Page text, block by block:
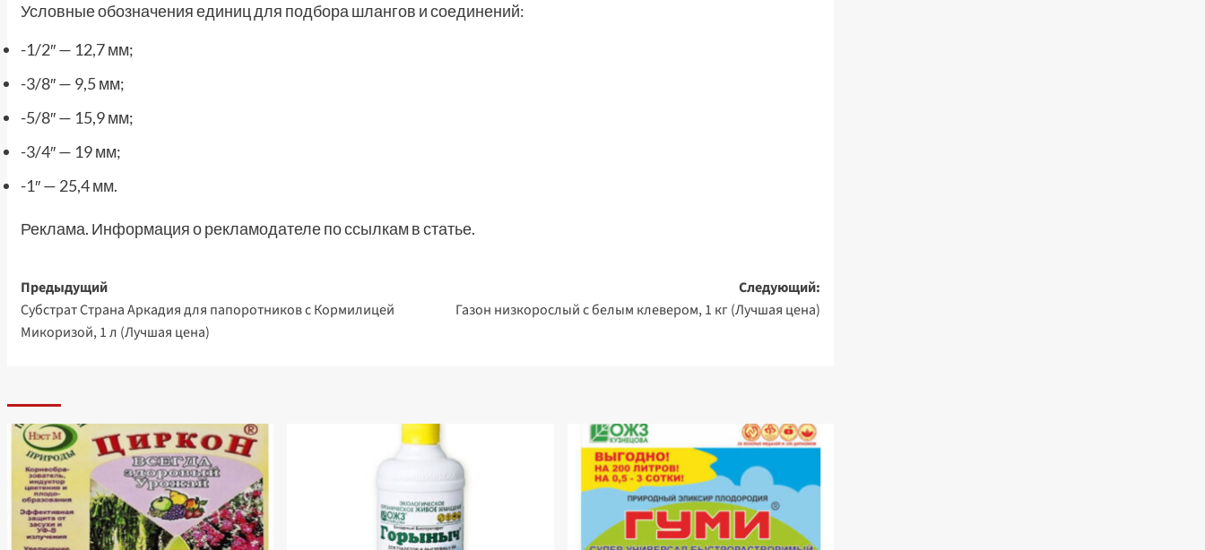
Условные обозначения единиц для подбора шлангов и соединений:
-1/2″ — 12,7 мм;
-3/8″ — 9,5 мм;
-5/8″ — 15,9 мм;
-3/4″ — 19 мм;
-1″ — 25,4 мм.
Реклама. Информация о рекламодателе по ссылкам в статье.
Навигация
записи
Предыдущий
Субстрат Страна Аркадия для папоротников с Кормилицей
Микоризой, 1 л (Лучшая цена)
Следующий:
Газон низкорослый с белым клевером, 1 кг (Лучшая цена)